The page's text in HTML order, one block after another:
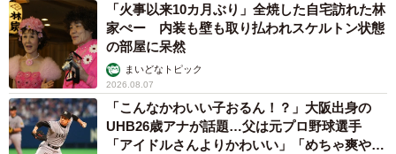
柄にしか見えないです。木竜麻生ちゃん、片山友希ちゃ
ん、伊藤万理華ちゃんとは「前から友達だったかも」と思
ってしまうぐらいフィーリングが合います。こんなに奇跡
的にバチッとくることって、なかなかないですよ。
「火事以来10カ月ぶり」全焼した自宅訪れた林
家ぺー 内装も壁も取り払われスケルトン状態
の部屋に呆然
まいどなトピック
2026.08.07
「こんなかわいい子おるん！？」大阪出身の
UHB26歳アナが話題…父は元プロ野球選手
「アイドルさんよりかわいい」「めちゃ爽や